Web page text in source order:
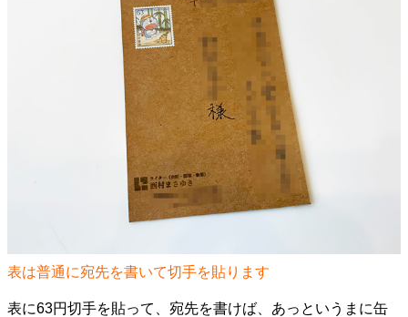
表は普通に宛先を書いて切手を貼ります
表に63円切手を貼って、宛先を書けば、あっというまに缶